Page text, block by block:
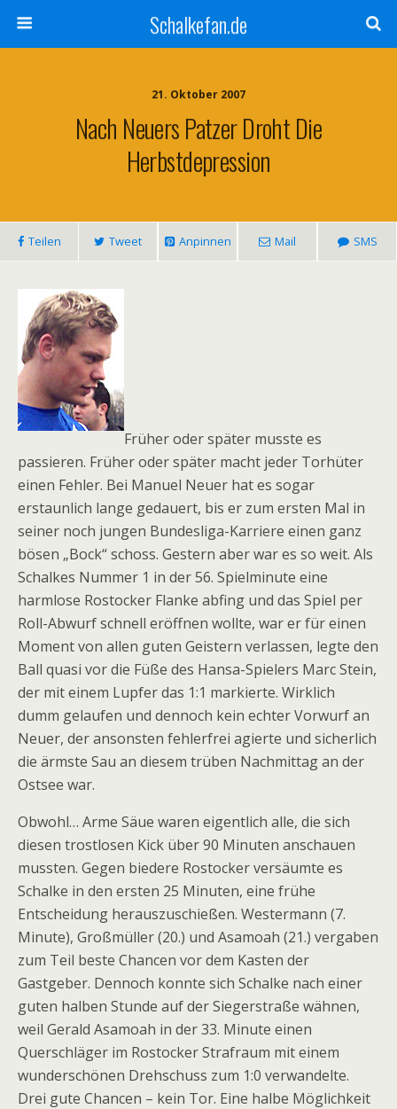
Schalkefan.de
21. Oktober 2007
Nach Neuers Patzer Droht Die
Herbstdepression
Teilen Tweet Anpinnen Mail SMS
Früher oder später musste es
passieren. Früher oder später macht jeder Torhüter
einen Fehler. Bei Manuel Neuer hat es sogar
erstaunlich lange gedauert, bis er zum ersten Mal in
seiner noch jungen Bundesliga-Karriere einen ganz
bösen „Bock“ schoss. Gestern aber war es so weit. Als
Schalkes Nummer 1 in der 56. Spielminute eine
harmlose Rostocker Flanke abfing und das Spiel per
Roll-Abwurf schnell eröffnen wollte, war er für einen
Moment von allen guten Geistern verlassen, legte den
Ball quasi vor die Füße des Hansa-Spielers Marc Stein,
der mit einem Lupfer das 1:1 markierte. Wirklich
dumm gelaufen und dennoch kein echter Vorwurf an
Neuer, der ansonsten fehlerfrei agierte und sicherlich
die ärmste Sau an diesem trüben Nachmittag an der
Ostsee war.
Obwohl… Arme Säue waren eigentlich alle, die sich
diesen trostlosen Kick über 90 Minuten anschauen
mussten. Gegen biedere Rostocker versäumte es
Schalke in den ersten 25 Minuten, eine frühe
Entscheidung herauszuschießen. Westermann (7.
Minute), Großmüller (20.) und Asamoah (21.) vergaben
zum Teil beste Chancen vor dem Kasten der
Gastgeber. Dennoch konnte sich Schalke nach einer
guten halben Stunde auf der Siegerstraße wähnen,
weil Gerald Asamoah in der 33. Minute einen
Querschläger im Rostocker Strafraum mit einem
wunderschönen Drehschuss zum 1:0 verwandelte.
Drei gute Chancen – kein Tor. Eine halbe Möglichkeit